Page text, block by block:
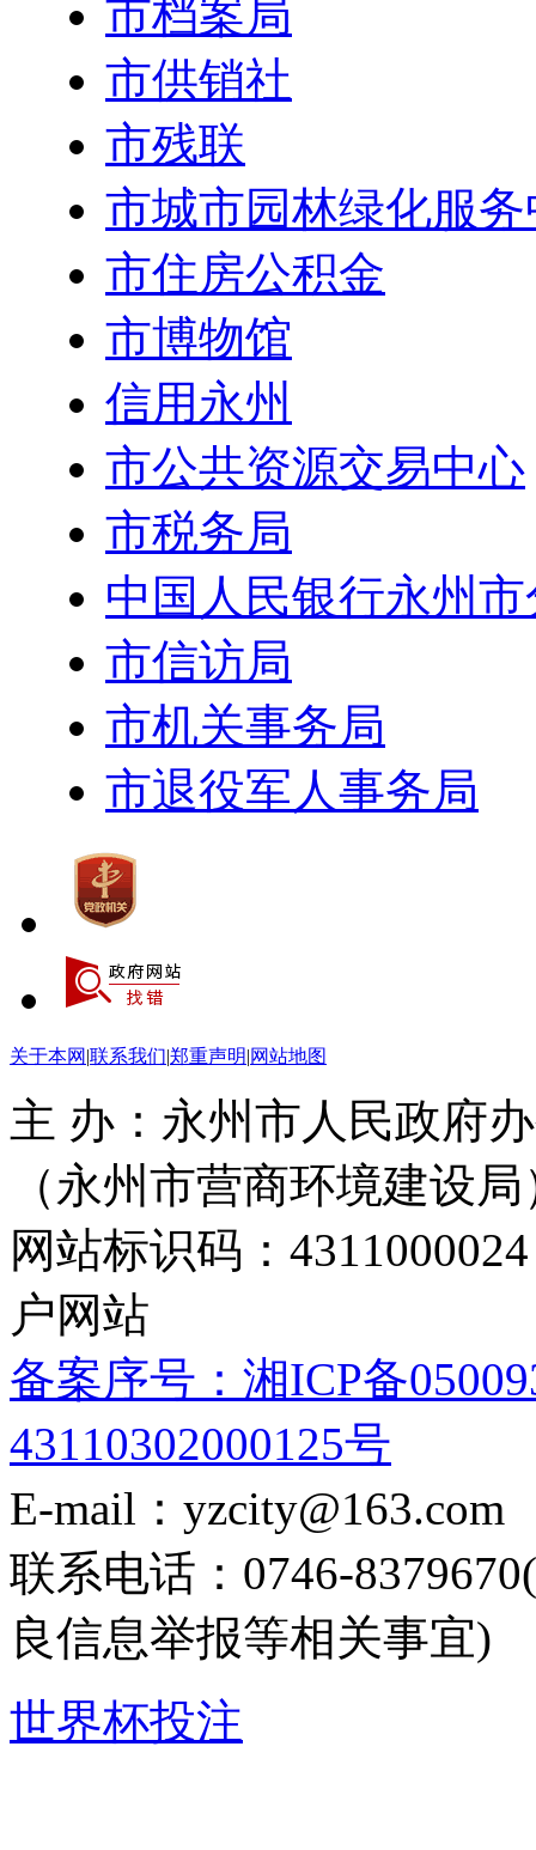
市档案局
市供销社
市残联
市城市园林绿化服
市住房公积金
市博物馆
信用永州
市公共资源交易中心
市税务局
中国人民银行永州
市信访局
市机关事务局
市退役军人事务局
关于本网 |联系我们|郑重声明|网站地图
主 办：永州市人民政府
（永州市营商环境建设局
网站标识码：
户网站
备案序号：湘ICP备
43110302000125号
E-mail：yzcity@163.com
联系电话：0746-
良信息举报等相关事宜)
世界杯投注